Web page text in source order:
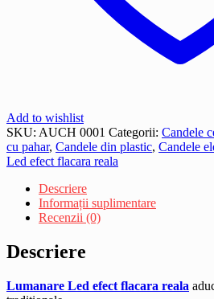
Add to wishlist
SKU: AUCH 0001 Categorii: Candele
cu pahar, Candele din plastic, Candele
Led efect flacara reala
Descriere
Informații suplimentare
Recenzii (0)
Descriere
Lumanare Led efect flacara reala